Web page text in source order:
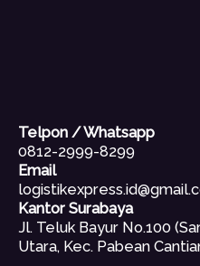
Telpon / Whatsapp
0812-2999-8299
Email
Kantor Surabaya
Jl. Teluk Bayur No.100
Utara, Kec. Pabean